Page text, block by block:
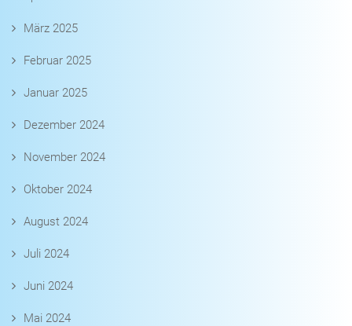
März 2025
Februar 2025
Januar 2025
Dezember 2024
November 2024
Oktober 2024
August 2024
Juli 2024
Juni 2024
Mai 2024